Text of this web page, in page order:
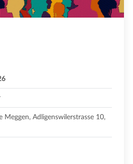
Meggen, Adligenswilerstrasse 10,